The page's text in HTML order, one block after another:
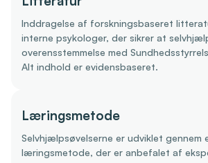
Inddragelse af forskningsbaseret
interne psykologer, der sikrer at
overensstemmelse med
Alt indhold er evidensbaseret.
Læringsmetode
Selvhjælpsøvelserne er udviklet gennem
læringsmetode, der er anbefalet af